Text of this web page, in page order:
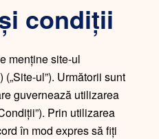
condiții
menține site-ul
ul”). Următorii sunt
guvernează utilizarea
Prin utilizarea
în mod expres să fiți